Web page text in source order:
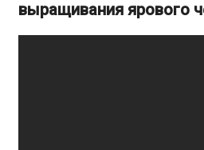
выращивания ярового